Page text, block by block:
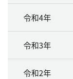
令和4年
令和3年
令和2年